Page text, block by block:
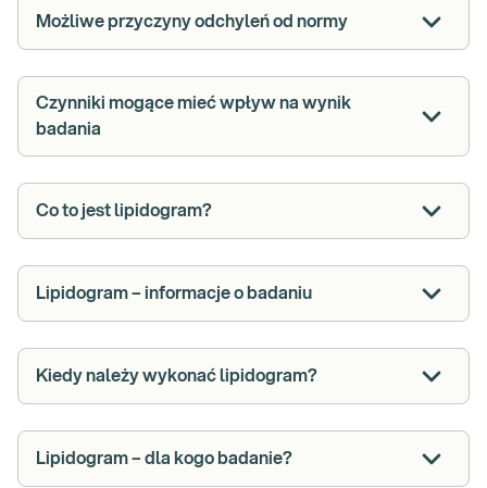
Możliwe przyczyny odchyleń od normy
Czynniki mogące mieć wpływ na wynik
badania
Co to jest lipidogram?
Lipidogram – informacje o badaniu
Kiedy należy wykonać lipidogram?
Lipidogram – dla kogo badanie?